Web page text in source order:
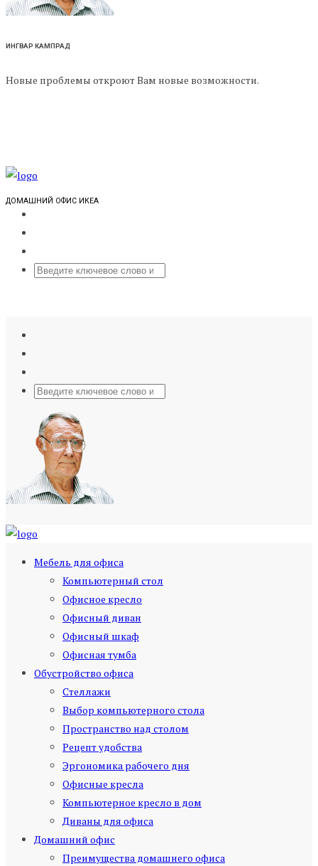
ИНГВАР КАМПРАД
Новые проблемы откроют Вам новые возможности.
ДОМАШНИЙ ОФИС ИКЕА
Мебель для офиса
Компьютерный стол
Офисное кресло
Офисный диван
Офисный шкаф
Офисная тумба
Обустройство офиса
Стеллажи
Выбор компьютерного стола
Пространство над столом
Рецепт удобства
Эргономика рабочего дня
Офисные кресла
Компьютерное кресло в дом
Диваны для офиса
Домашний офис
Преимущества домашнего офиса